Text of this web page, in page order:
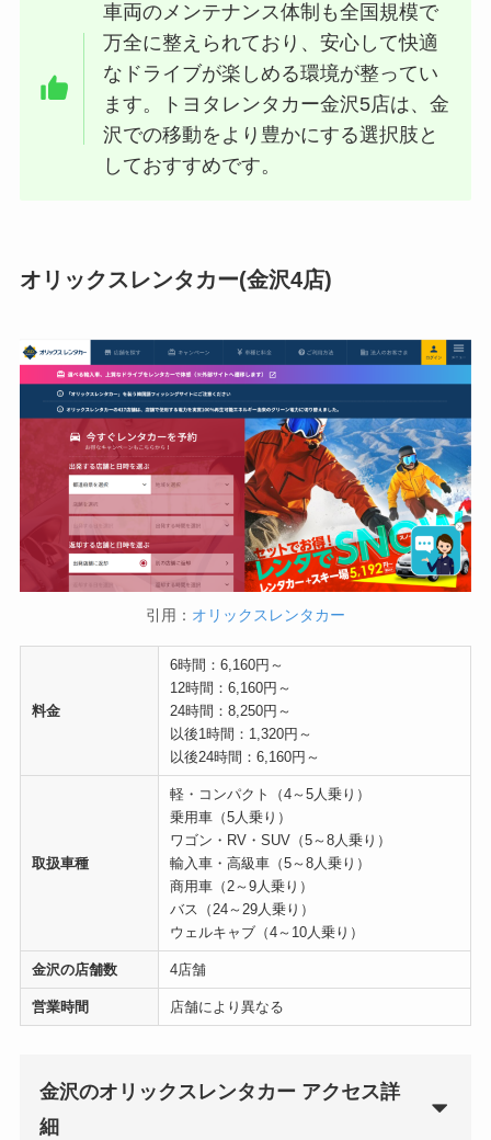
車両のメンテナンス体制も全国規模で
万全に整えられており、安心して快適
なドライブが楽しめる環境が整ってい
ます。トヨタレンタカー金沢5店は、金
沢での移動をより豊かにする選択肢と
しておすすめです。
オリックスレンタカー(金沢4店)
引用： オリックスレンタカー
料金
6時間：6,160円～
12時間：6,160円～
24時間：8,250円～
以後1時間：1,320円～
以後24時間：6,160円～
取扱車種
軽・コンパクト（4～5人乗り）
乗用車（5人乗り）
ワゴン・RV・SUV（5～8人乗り）
輸入車・高級車（5～8人乗り）
商用車（2～9人乗り）
バス（24～29人乗り）
ウェルキャブ（4～10人乗り）
金沢の店舗数 4店舗
営業時間 店舗により異なる
金沢のオリックスレンタカー アクセス詳
細